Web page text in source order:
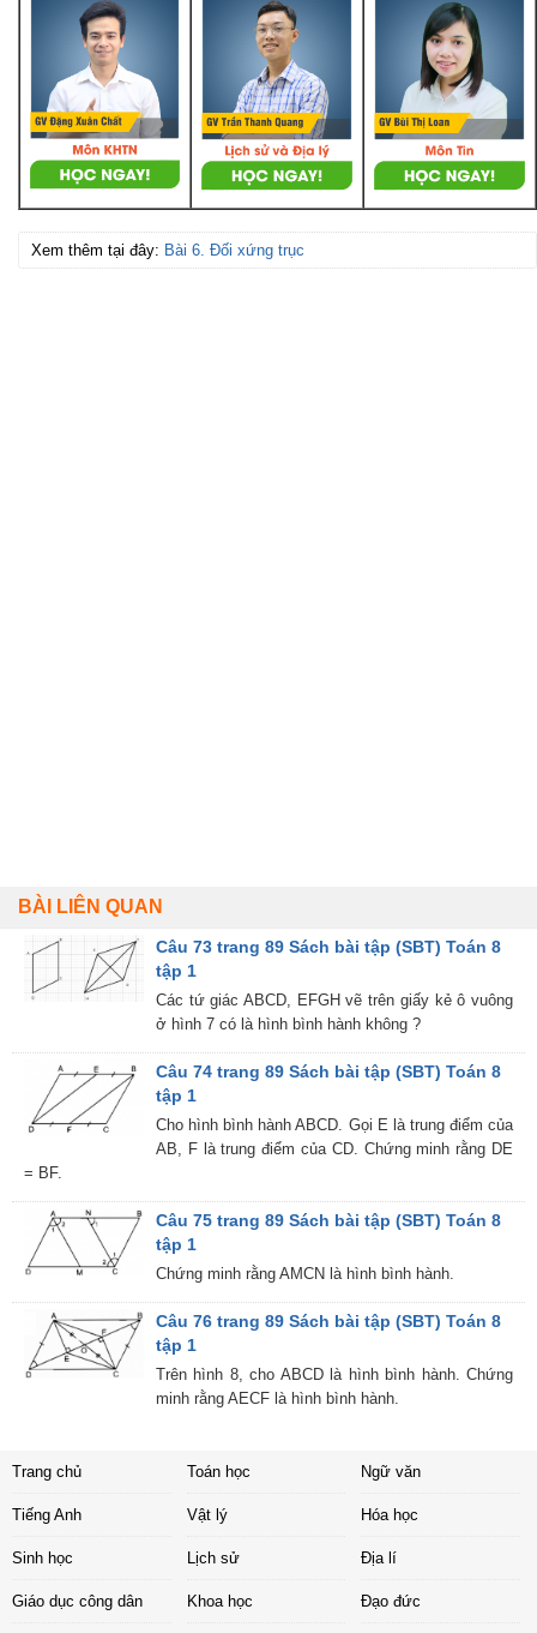
Xem thêm tại đây: Bài 6. Đối xứng trục
BÀI LIÊN QUAN
Câu 73 trang 89 Sách bài tập (SBT) Toán 8
tập 1
Các tứ giác ABCD, EFGH vẽ trên giấy kẻ ô vuông
ở hình 7 có là hình bình hành không ?
Câu 74 trang 89 Sách bài tập (SBT) Toán 8
tập 1
Cho hình bình hành ABCD. Gọi E là trung điểm của
AB, F là trung điểm của CD. Chứng minh rằng DE
= BF.
Câu 75 trang 89 Sách bài tập (SBT) Toán 8
tập 1
Chứng minh rằng AMCN là hình bình hành.
Câu 76 trang 89 Sách bài tập (SBT) Toán 8
tập 1
Trên hình 8, cho ABCD là hình bình hành. Chứng
minh rằng AECF là hình bình hành.
Trang chủ Toán học Ngữ văn
Tiếng Anh Vật lý Hóa học
Sinh học Lịch sử Địa lí
Giáo dục công dân Khoa học Đạo đức